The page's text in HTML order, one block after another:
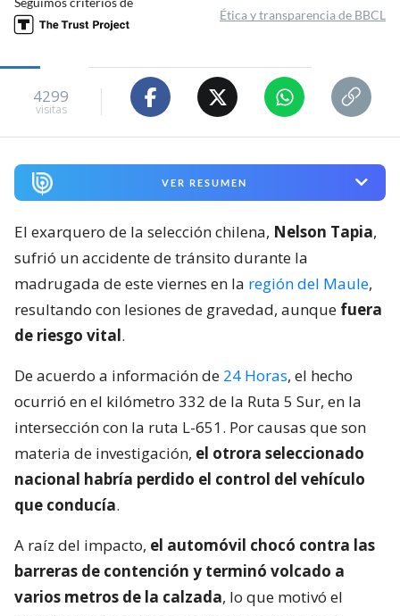
Ética y transparencia de BBCL
4299
visitas
VER RESUMEN
El exarquero de la selección chilena, Nelson Tapia,
sufrió un accidente de tránsito durante la
madrugada de este viernes en la región del Maule,
resultando con lesiones de gravedad, aunque fuera
de riesgo vital.
De acuerdo a información de 24 Horas, el hecho
ocurrió en el kilómetro 332 de la Ruta 5 Sur, en la
intersección con la ruta L-651. Por causas que son
materia de investigación, el otrora seleccionado
nacional habría perdido el control del vehículo
que conducía.
A raíz del impacto, el automóvil chocó contra las
barreras de contención y terminó volcado a
varios metros de la calzada, lo que motivó el